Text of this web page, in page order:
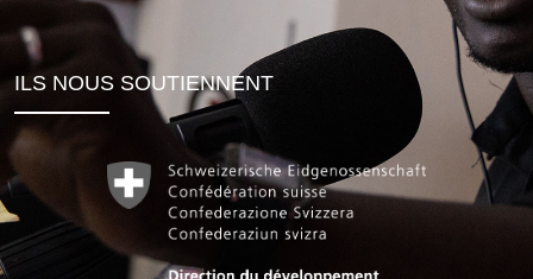
ILS NOUS SOUTIENNENT